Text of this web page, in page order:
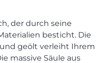
der durch seine
besticht. Die
geölt verleiht Ihrem
massive Säule aus